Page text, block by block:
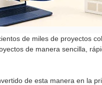
de miles de proyectos
de manera sencilla,
de esta manera en la